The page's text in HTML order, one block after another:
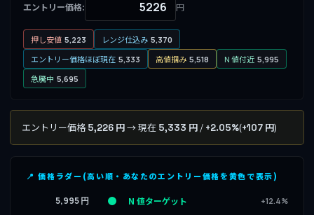
エントリー価格: 円
押し安値 5,223 レンジ仕込み 5,370
エントリー価格ほぼ現在 5,333 高値掴み 5,518 N 値付近 5,995
急騰中 5,695
エントリー価格 5,226 円→ 現在 5,333 円 / +2.05%(+107 円)
📍 価格ラダー(高い順・あなたのエントリー価格を黄色で表示)
5,995 円 N 値ターゲット +12.4%